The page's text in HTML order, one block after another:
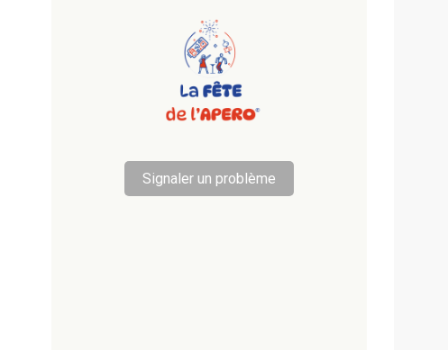
Signaler un problème